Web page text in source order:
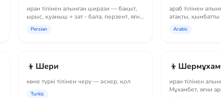
иран тілінен алынған ширази — бақыт,
ырыс, қуаныш + зат - бала, перзент, яғни
Persian
араб тілінен
атақты, қымбатты
Arabic
👦 Шери
көне түркі тілінен черу — әскер, қол
Turkic
👦
иран тілінен
Мұхамбет, яғни